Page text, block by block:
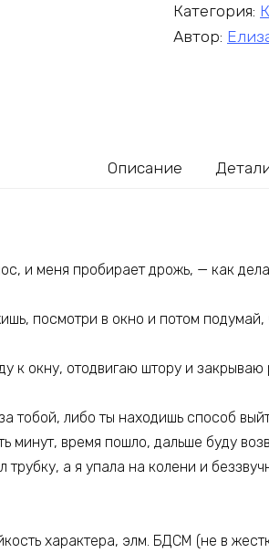
Категория:
Автор:
Описание
и меня пробирает дрожь, — как
посмотри в окно и потом подумай,
к окну, отодвигаю штору и закрываю
тобой, либо ты находишь способ
минут, время пошло, дальше буду
трубку, а я упала на колени и
характера, элм. БДСМ (не в